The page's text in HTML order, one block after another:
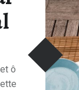
ô